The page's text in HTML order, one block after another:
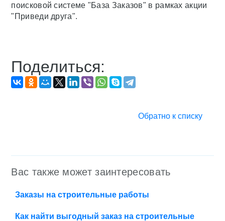
поисковой системе "База Заказов" в рамках акции
"Приведи друга".
Поделиться:
Обратно к списку
Вас также может заинтересовать
Заказы на строительные работы
Как найти выгодный заказ на строительные